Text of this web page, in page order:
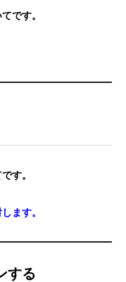
です。
す。
ます。
する